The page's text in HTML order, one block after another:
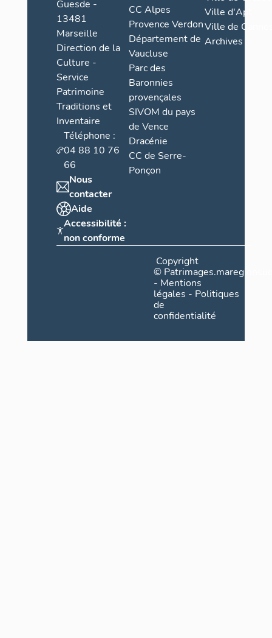
Guesde -
13481
Marseille
Direction de la
Culture -
Service
Patrimoine
Traditions et
Inventaire
Téléphone :
04 88 10 76
66
Nous
contacter
Aide
Accessibilité :
non conforme
CC Alpes
Provence Verdon
Département de
Vaucluse
Parc des
Baronnies
provençales
SIVOM du pays
de Vence
Dracénie
CC de Serre-
Ponçon
Ville d'Apt
Ville de
Archives
Copyright
©
- Mentions
légales - Politiques
de
confidentialité